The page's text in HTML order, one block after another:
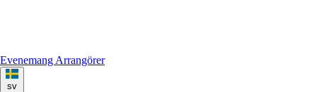
Evenemang Arrangörer
sv